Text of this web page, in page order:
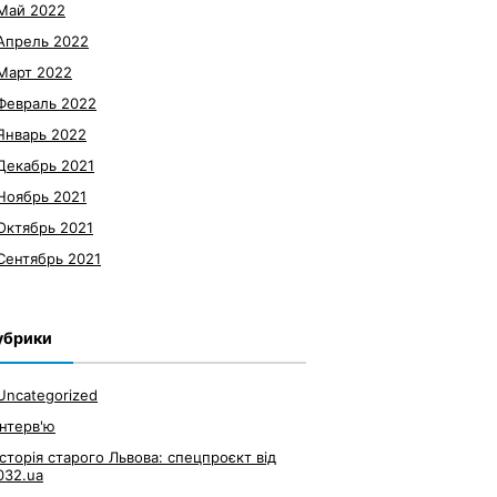
2022
2022
2022
2022
2022
2021
2021
2021
2021
старого Львова: спецпроєкт від